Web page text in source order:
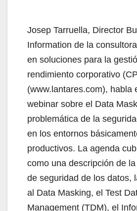
Josep Tarruella, Director
Information de la
en soluciones para la
rendimiento corporativo
(www.lantares.com), habla
webinar sobre el Data
problemática de la
en los entornos
productivos. La agenda
como una descripción de
de seguridad de los datos,
al Data Masking, el Test
Management (TDM), el